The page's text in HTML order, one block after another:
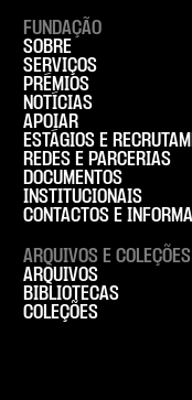
FUNDAÇÃO
SOBRE
SERVIÇOS
PRÉMIOS
NOTÍCIAS
APOIAR
ESTÁGIOS E
REDES E PARCERIAS
DOCUMENTOS
INSTITUCIONAIS
CONTACTOS E
ARQUIVOS E COLEÇÕES
ARQUIVOS
BIBLIOTECAS
COLEÇÕES